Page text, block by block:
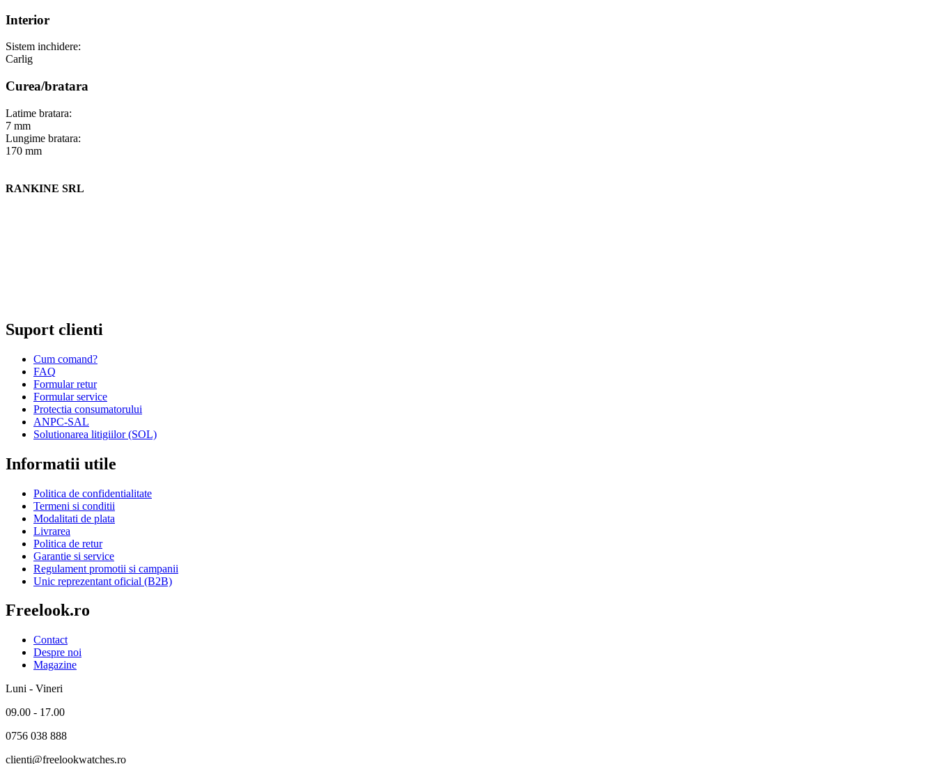
Interior
Sistem inchidere:
Carlig
Curea/bratara
Latime bratara:
7 mm
Lungime bratara:
170 mm
RANKINE SRL
Suport clienti
Cum comand?
FAQ
Formular retur
Formular service
Protectia consumatorului
ANPC-SAL
Solutionarea litigiilor (SOL)
Informatii utile
Politica de confidentialitate
Termeni si conditii
Modalitati de plata
Livrarea
Politica de retur
Garantie si service
Regulament promotii si campanii
Unic reprezentant oficial (B2B)
Freelook.ro
Contact
Despre noi
Magazine
Luni - Vineri
09.00 - 17.00
0756 038 888
clienti@freelookwatches.ro